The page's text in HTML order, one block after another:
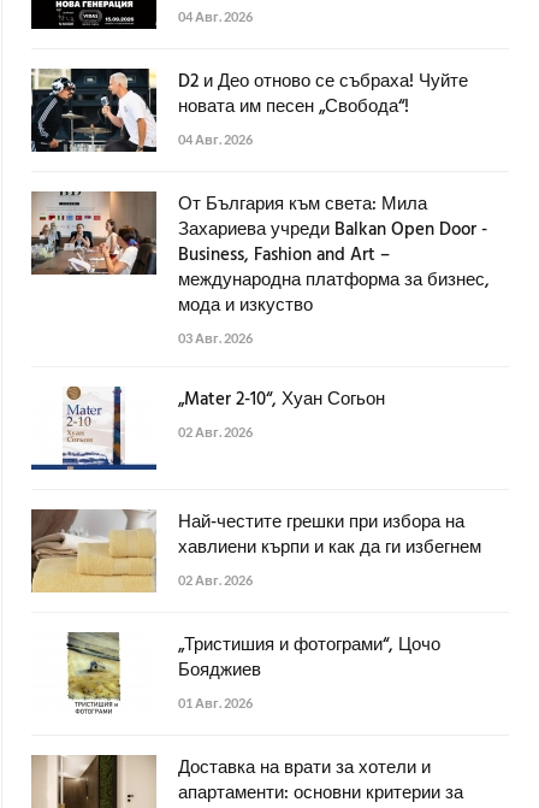
04 Авг. 2026
D2 и Део отново се събраха! Чуйте
новата им песен „Свобода“!
04 Авг. 2026
От България към света: Мила
Захариева учреди Balkan Open Door -
Business, Fashion and Art –
международна платформа за бизнес,
мода и изкуство
03 Авг. 2026
„Mater 2-10“, Хуан Согьон
02 Авг. 2026
Най-честите грешки при избора на
хавлиени кърпи и как да ги избегнем
02 Авг. 2026
„Тристишия и фотограми“, Цочо
Бояджиев
01 Авг. 2026
Доставка на врати за хотели и
апартаменти: основни критерии за